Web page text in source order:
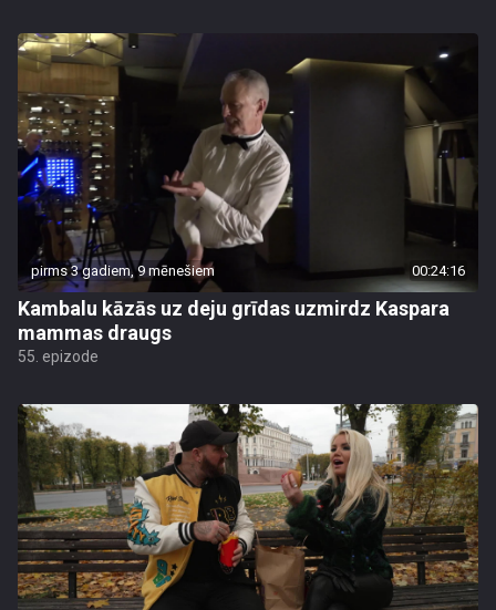
pirms 3 gadiem, 9 mēnešiem 00:24:16
Kambalu kāzās uz deju grīdas uzmirdz Kaspara
mammas draugs
55. epizode